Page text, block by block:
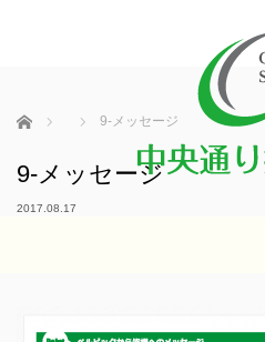
ホーム 9-メッセージ
9-メッセージ
2017.08.17